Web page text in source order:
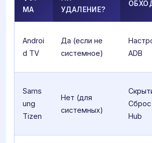
МА
УДАЛЕНИЕ?
Androi
d TV
Да (если не
системное)
ADB
Sams
ung
Tizen
Нет (для
системных)
Сброс
Hub